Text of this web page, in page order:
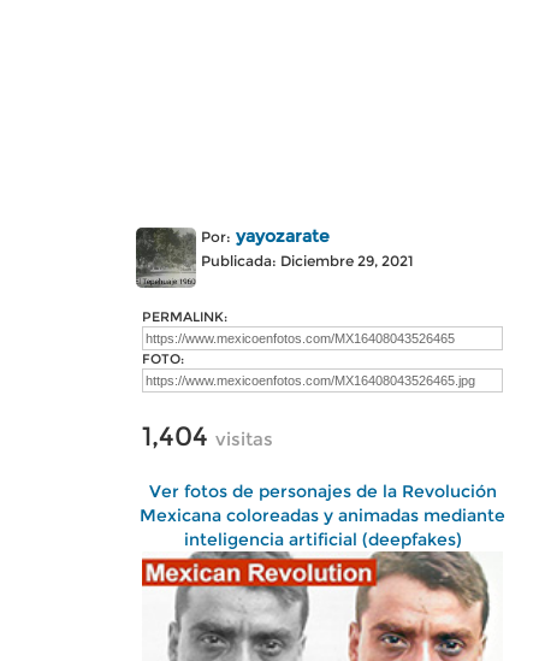
Por: yayozarate
Publicada: Diciembre 29, 2021
PERMALINK:
FOTO:
1,404 visitas
Ver fotos de personajes de la Revolución
Mexicana coloreadas y animadas mediante
inteligencia artificial (deepfakes)